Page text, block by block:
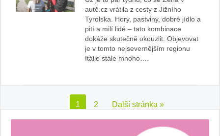
autě.cz vrátila z cesty z Jižního
Tyrolska. Hory, pastviny, dobré jídlo a
pití a milí lidé – tato kombinace
dokáže skutečně okouzlit. Objevovat
je v tomto nejsevernějším regionu
Itálie stále mnoho….
1 2 Další stránka »